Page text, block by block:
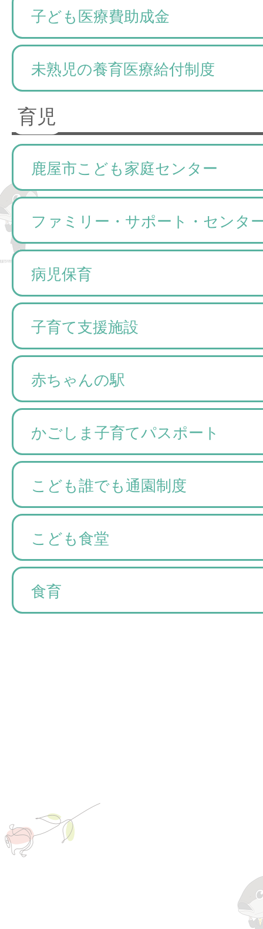
子ども医療費助成金
未熟児の養育医療給付制度
育児
鹿屋市こども家庭センター
ファミリー・サポート・センタ
病児保育
子育て支援施設
赤ちゃんの駅
かごしま子育てパスポート
こども誰でも通園制度
こども食堂
食育